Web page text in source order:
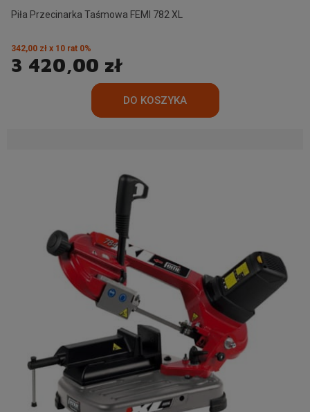
Piła Przecinarka Taśmowa FEMI 782 XL
3 420,00 zł
342,00 zł x 10 rat 0%